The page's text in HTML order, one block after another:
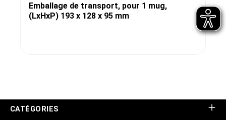
Emballage de transport, pour 1 mug,
(LxHxP) 193 x 128 x 95 mm
CATÉGORIES